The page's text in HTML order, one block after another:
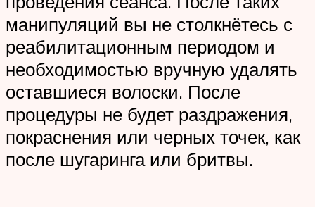
манипуляций вы не столкнётесь с
реабилитационным периодом и
необходимостью вручную удалять
оставшиеся волоски. После
процедуры не будет раздражения,
покраснения или черных точек, как
после шугаринга или бритвы.